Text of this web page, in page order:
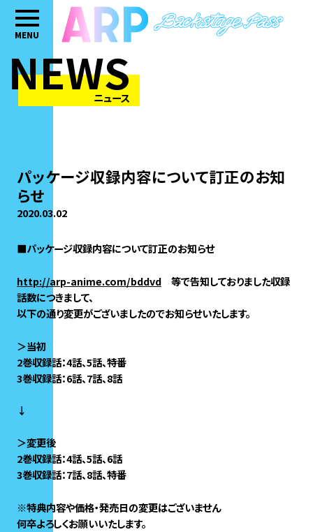
MENU
NEWS
ニュース
パッケージ収録内容について訂正のお知
らせ
2020.03.02
■パッケージ収録内容について訂正のお知らせ
http://arp-anime.com/bddvd等で告知しておりました収録
話数につきまして、
以下の通り変更がございましたのでお知らせいたします。
＞当初
2巻収録話：4話、5話、特番
3巻収録話：6話、7話、8話
↓
＞変更後
2巻収録話：4話、5話、6話
3巻収録話：7話、8話、特番
※特典内容や価格・発売日の変更はございません
何卒よろしくお願いいたします。